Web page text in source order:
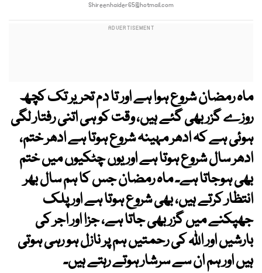
Shireenhaider65@hotmail.com
ماہ رمضان شروع ہوا ہے اور تا دم تحریر تک کچھ
روزے گزر بھی گئے ہیں، وقت کو ہی اتنی رفتار لگی
ہوئی ہے کہ ادھر مہینہ شروع ہوتا ہے ادھر ختم،
ادھر سال شروع ہوتا ہے اور یوں چٹکیوں میں ختم
بھی ہوجاتا ہے۔ ماہ رمضان جس کا ہم سال بھر
انتظار کرتے ہیں، بھی شروع ہوتا ہے اور پلک
جھپکنے میں گزر بھی جاتا ہے، جزا اور اجر کی
بارشیں اور اللہ کی رحمتیں ہم پر نازل ہو رہی ہوتی
ہیں اور ہم ان سے سرشار ہوتے رہتے ہیں۔